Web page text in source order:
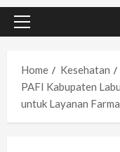
Primary
Home
Kesehatan
PAFI Kabupaten
untuk Layanan